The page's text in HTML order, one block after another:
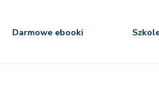
Darmowe ebooki